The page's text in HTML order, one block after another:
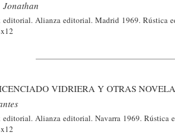
Jonathan
editorial. Alianza editorial. Madrid 1969. Rústica
VIDRIERA Y OTRAS
editorial. Alianza editorial. Navarra 1969.